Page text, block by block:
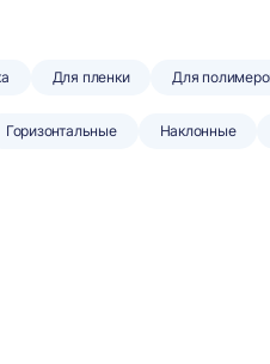
Для пленки Для
Горизонтальные Наклонные